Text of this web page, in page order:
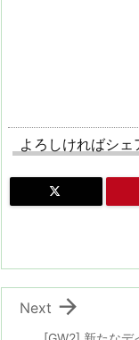
よろしければシ

Next